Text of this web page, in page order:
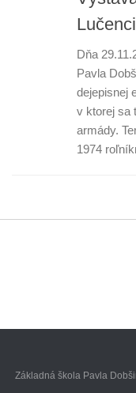
Lučenci
Dňa
Pavla
dejepisnej
v ktorej sa
armády.
1974
Základná škola Pavla